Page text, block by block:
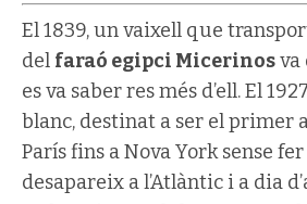
El 1839, un vaixell que
del faraó egipci Micerinosva
es va saber res més d’ell. El
blanc, destinat a ser el primer
París fins a Nova York sense fer
desapareix a l’Atlàntic i a dia